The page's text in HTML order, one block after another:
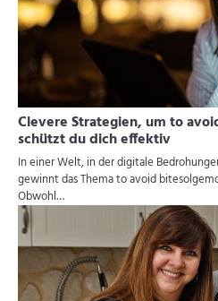
Clevere Strategien, um to
schützt du dich effektiv
In einer Welt, in der digitale
gewinnt das Thema to avoid
Obwohl…